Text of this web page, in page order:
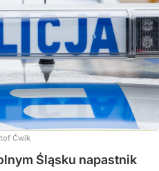
Ćwik
Śląsku napastnik